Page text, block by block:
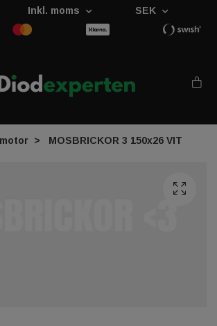
Inkl. moms SEK
MOSBRICKOR 3 150x26 VIT